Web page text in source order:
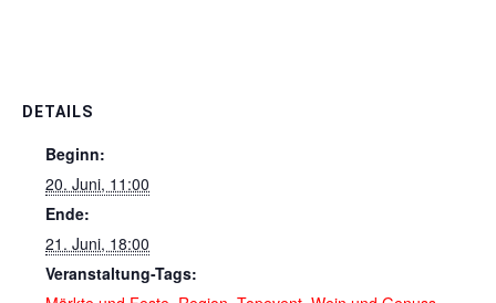
DETAILS
Beginn:
20. Juni, 11:00
Ende:
21. Juni, 18:00
Veranstaltung-Tags: